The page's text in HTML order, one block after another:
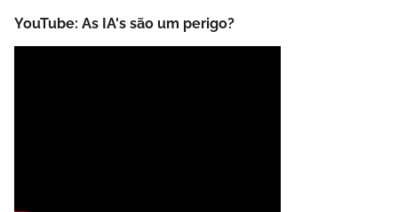
YouTube: As IA's são um perigo?